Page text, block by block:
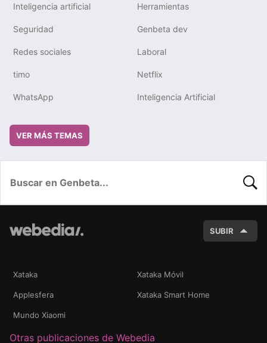
Inteligencia artificial Herramientas
Seguridad Genbeta dev
Redes sociales Laboral
timo Netflix
WhatsApp Inteligencia Artificial
VER MÁS TEMAS
SUBIR
Xataka Xataka Móvil
Applesfera Xataka Smart Home
Mundo Xiaomi
Otras publicaciones de Webedia